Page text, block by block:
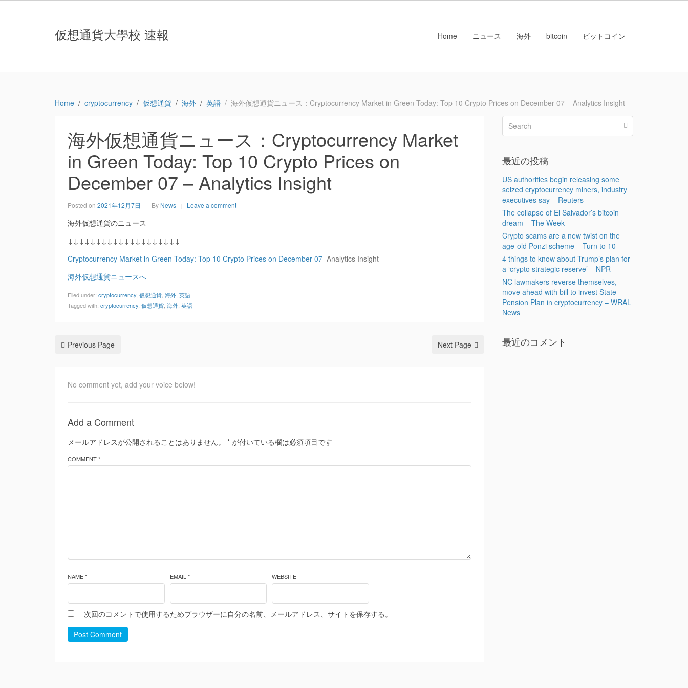
仮想通貨大學校 速報 Home ニュース 海外 bitcoin ビットコイン
Home cryptocurrency 仮想通貨 海外 英語 海外仮想通貨ニュース：Cryptocurrency Market in Green Today: Top 10 Crypto Prices on December 07 – Analytics Insight
海外仮想通貨ニュース：Cryptocurrency Market
in Green Today: Top 10 Crypto Prices on
December 07 – Analytics Insight
Posted on 2021年12月7日 By News Leave a comment
海外仮想通貨のニュース
↓↓↓↓↓↓↓↓↓↓↓↓↓↓↓↓↓↓↓↓
Cryptocurrency Market in Green Today: Top 10 Crypto Prices on December 07 Analytics Insight
海外仮想通貨ニュースへ
Filed under: cryptocurrency 仮想通貨 海外 英語
Tagged with: cryptocurrency 仮想通貨 海外 英語
Previous Page Next Page
No comment yet, add your voice below!
Add a Comment
メールアドレスが公開されることはありません。 * が付いている欄は必須項目です
COMMENT *
NAME * EMAIL * WEBSITE
次回のコメントで使用するためブラウザーに自分の名前、メールアドレス、サイトを保存する。
Post Comment
最近の投稿
US authorities begin releasing some
seized cryptocurrency miners, industry
executives say – Reuters
The collapse of El Salvador’s bitcoin
dream – The Week
Crypto scams are a new twist on the
age-old Ponzi scheme – Turn to 10
4 things to know about Trump’s plan for
a ‘crypto strategic reserve’ – NPR
NC lawmakers reverse themselves,
move ahead with bill to invest State
Pension Plan in cryptocurrency – WRAL
News
最近のコメント